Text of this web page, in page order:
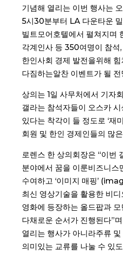
기념해 열리는 이번 행사는
5시30분부터 LA 다운타운
빌트모어호텔에서 펼쳐지며
각계인사 등 350여명이 참석
한인사회 경제 발전을위해
다짐하는알찬 이벤트가 될 전
상의는 1일 사무처에서 기자
갤라는 참석자들이 오스카
있다는 착각이 들 정도로 ‘재
회원 및 한인 경제인들의 많
로렌스 한 상의회장은 “이번
분야에서 꿈을 이룬비즈니스
수여하고 ‘이미지 매핑’
최신 영상기술을 활용한 비
영화에 등장하는 올드팝과
다채로운 순서가 진행된다”
열리는 행사가 아니라주류
의미있는 교류를 나눌 수 있